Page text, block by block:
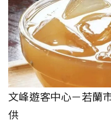
文峰遊客中心－若蘭
供